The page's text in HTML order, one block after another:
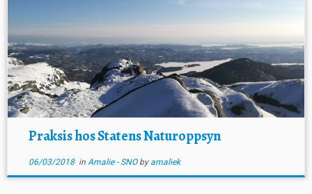
Praksis hos Statens Naturoppsyn
06/03/2018in Amalie - SNO by amaliek